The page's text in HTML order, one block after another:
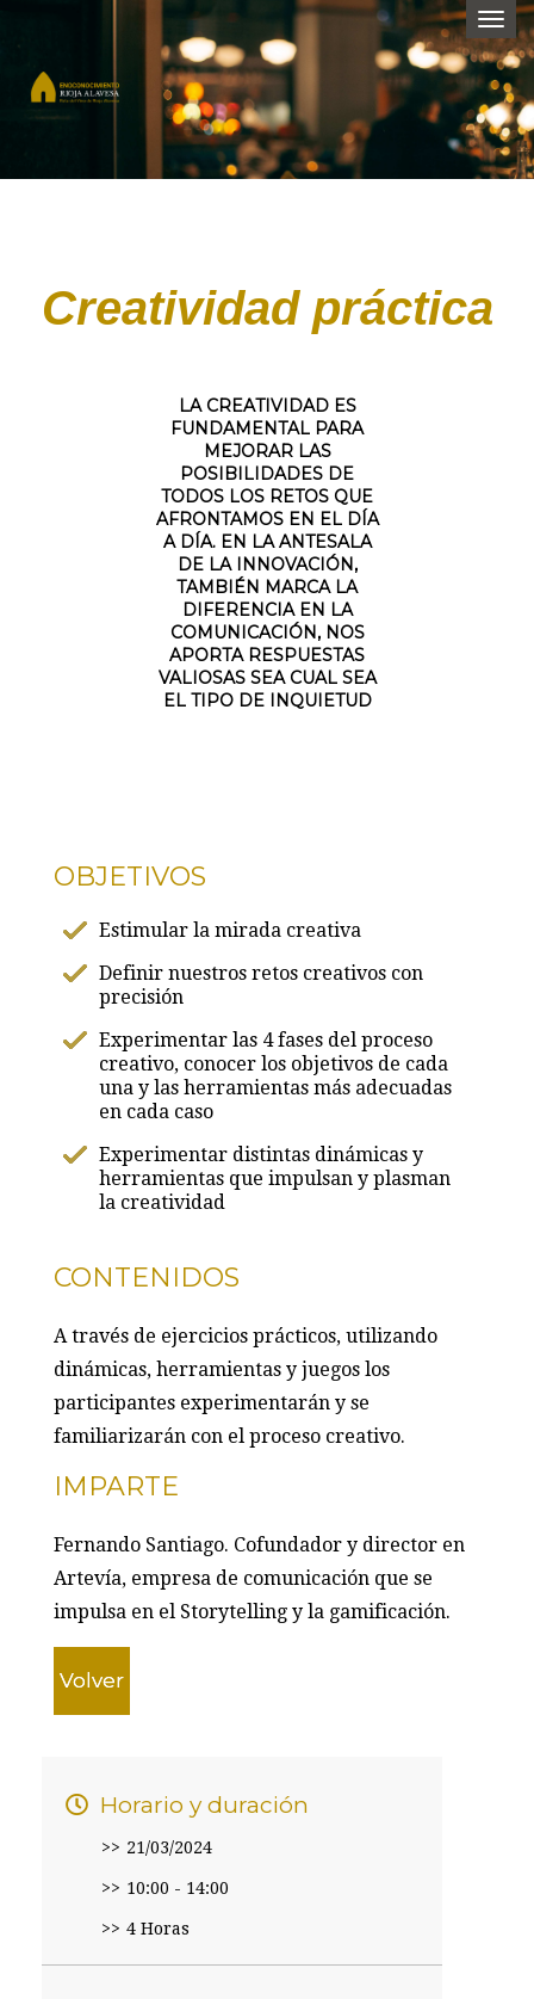
Creatividad práctica
LA CREATIVIDAD ES
FUNDAMENTAL PARA
MEJORAR LAS
POSIBILIDADES DE
TODOS LOS RETOS QUE
AFRONTAMOS EN EL DÍA
A DÍA. EN LA ANTESALA
DE LA INNOVACIÓN,
TAMBIÉN MARCA LA
DIFERENCIA EN LA
COMUNICACIÓN, NOS
APORTA RESPUESTAS
VALIOSAS SEA CUAL SEA
EL TIPO DE INQUIETUD
OBJETIVOS
Estimular la mirada creativa
Definir nuestros retos creativos con
precisión
Experimentar las 4 fases del proceso
creativo, conocer los objetivos de cada
una y las herramientas más adecuadas
en cada caso
Experimentar distintas dinámicas y
herramientas que impulsan y plasman
la creatividad
CONTENIDOS
A través de ejercicios prácticos, utilizando
dinámicas, herramientas y juegos los
participantes experimentarán y se
familiarizarán con el proceso creativo.
IMPARTE
Fernando Santiago. Cofundador y director en
Artevía, empresa de comunicación que se
impulsa en el Storytelling y la gamificación.
Volver
Horario y duración
21/03/2024
10:00 - 14:00
4 Horas